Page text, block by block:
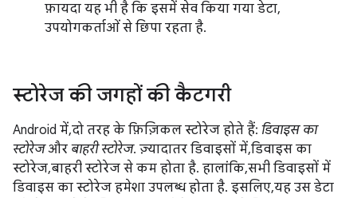
फ़ायदा यह भी है कि इसमें सेव किया गया डेटा,
उपयोगकर्ताओं से छिपा रहता है.
स्टोरेज की जगहों की कैटगरी
Android में, दो तरह के फ़िज़िकल स्टोरेज होते हैं: डिवाइस का
स्टोरेजऔर बाहरी स्टोरेज. ज़्यादातर डिवाइसों में, डिवाइस का
स्टोरेज, बाहरी स्टोरेज से कम होता है. हालांकि, सभी डिवाइसों में
डिवाइस का स्टोरेज हमेशा उपलब्ध होता है. इसलिए, यह उस डेटा